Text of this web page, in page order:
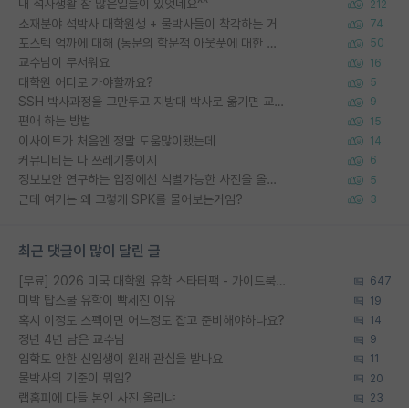
내 석사생활 참 많은일들이 있엇네요^^ 212
소재분야 석박사 대학원생 + 물박사들이 착각하는 거 74
포스텍 억까에 대해 (동문의 학문적 아웃풋에 대한 반박) 50
교수님이 무서워요 16
대학원 어디로 가야할까요? 5
SSH 박사과정을 그만두고 지방대 박사로 옮기면 교수의 꿈은 끝일까요? 9
편애 하는 방법 15
이사이트가 처음엔 정말 도움많이됐는데 14
커뮤니티는 다 쓰레기통이지 6
정보보안 연구하는 입장에선 식별가능한 사진을 올리는건 비추이긴함 5
근데 여기는 왜 그렇게 SPK를 물어보는거임? 3
최근 댓글이 많이 달린 글
[무료] 2026 미국 대학원 유학 스타터팩 - 가이드북 & 합격자 컨택메일 템플릿 647
미박 탑스쿨 유학이 빡세진 이유 19
혹시 이정도 스펙이면 어느정도 잡고 준비해야하나요? 14
정년 4년 남은 교수님 9
입학도 안한 신입생이 원래 관심을 받나요 11
물박사의 기준이 뭐임? 20
랩홈피에 다들 본인 사진 올리냐 23